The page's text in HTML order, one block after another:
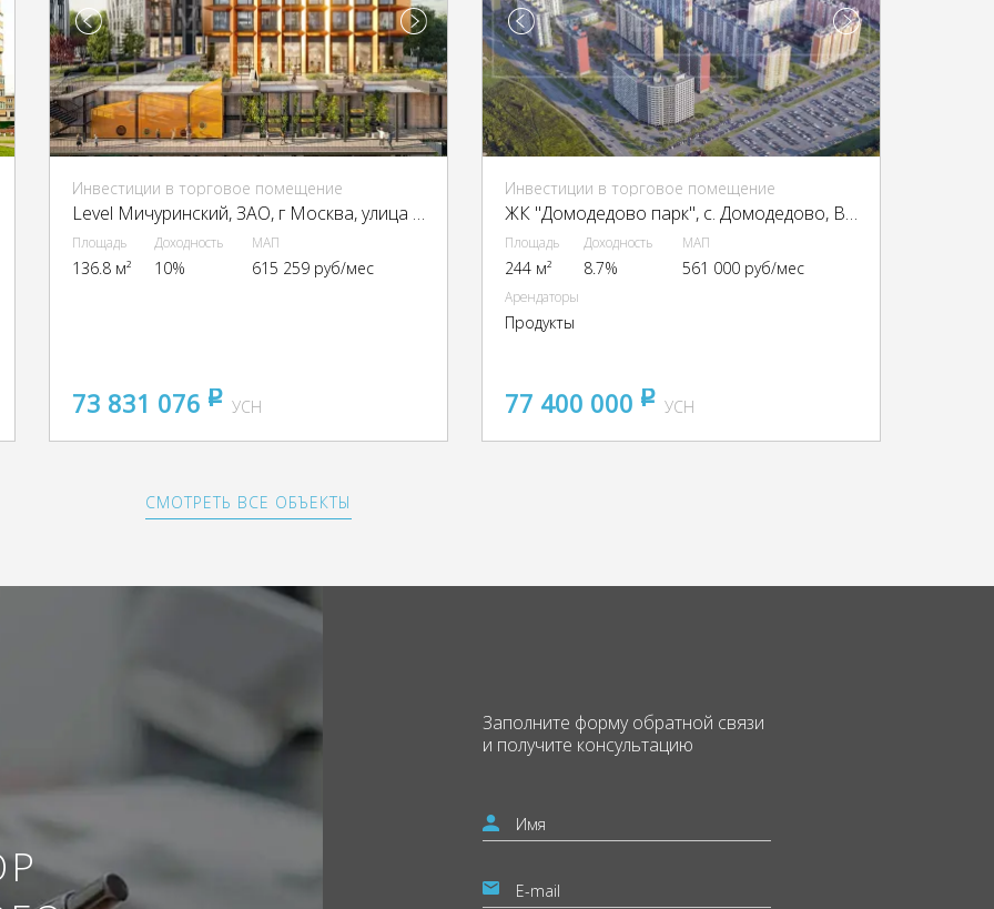
Инвестиции в торговое помещение
Level Мичуринский, ЗАО, г Москва, улица Озёрная.,вл.7
Площадь
136.8 м²
Доходность
10%
МАП
615 259 руб/мес
73 831 076 pуб
УСН
Инвестиции в торговое помещение
ЖК "Домодедово парк", с. Домодедово, Высотная ул., 9
Площадь
244 м²
Доходность
8.7%
МАП
561 000 руб/мес
Арендаторы
Продукты
77 400 000 pуб
УСН
СМОТРЕТЬ ВСЕ ОБЪЕКТЫ
Заполните формуобратной связи
и получите консультацию